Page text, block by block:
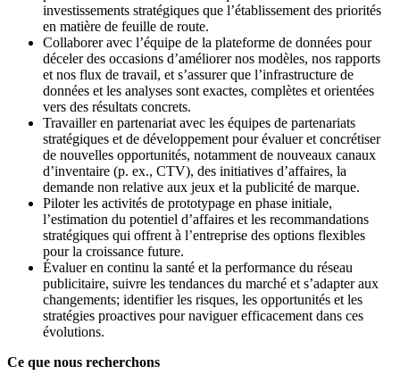
investissements stratégiques que l’établissement des priorités
en matière de feuille de route.
Collaborer avec l’équipe de la plateforme de données pour
déceler des occasions d’améliorer nos modèles, nos rapports
et nos flux de travail, et s’assurer que l’infrastructure de
données et les analyses sont exactes, complètes et orientées
vers des résultats concrets.
Travailler en partenariat avec les équipes de partenariats
stratégiques et de développement pour évaluer et concrétiser
de nouvelles opportunités, notamment de nouveaux canaux
d’inventaire (p. ex., CTV), des initiatives d’affaires, la
demande non relative aux jeux et la publicité de marque.
Piloter les activités de prototypage en phase initiale,
l’estimation du potentiel d’affaires et les recommandations
stratégiques qui offrent à l’entreprise des options flexibles
pour la croissance future.
Évaluer en continu la santé et la performance du réseau
publicitaire, suivre les tendances du marché et s’adapter aux
changements; identifier les risques, les opportunités et les
stratégies proactives pour naviguer efficacement dans ces
évolutions.
Ce que nous recherchons